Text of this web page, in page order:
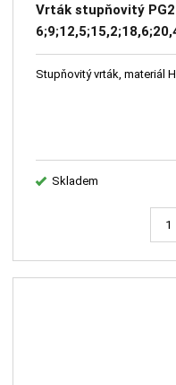
Vrták stupňovitý PG2
HSS
Stupňovitý vrták, materiál
Skladem